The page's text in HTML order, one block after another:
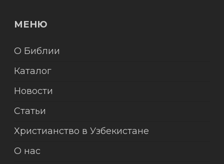
МЕНЮ
О Библии
Каталог
Новости
Статьи
Христианство в Узбекистане
О нас